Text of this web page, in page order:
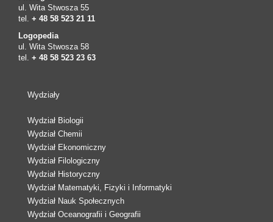
ul. Wita Stwosza 55
tel. + 48 58 523 21 11
Logopedia
ul. Wita Stwosza 58
tel. + 48 58 523 23 63
Wydziały
Wydział Biologii
Wydział Chemii
Wydział Ekonomiczny
Wydział Filologiczny
Wydział Historyczny
Wydział Matematyki, Fizyki i Informatyki
Wydział Nauk Społecznych
Wydział Oceanografii i Geografii